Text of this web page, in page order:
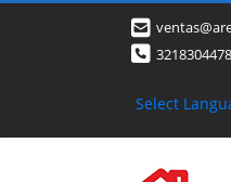
3218304478
Select